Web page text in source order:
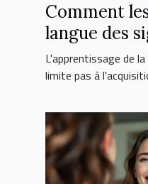
Comment
langue des
l'inclusion
L'apprentissage de
limite pas à